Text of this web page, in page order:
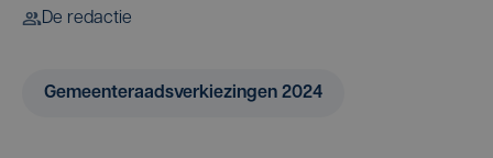
De redactie
Gemeenteraadsverkiezingen 2024